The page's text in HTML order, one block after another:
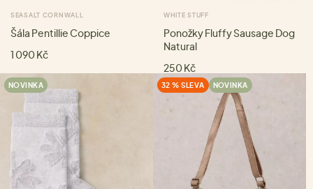
SEASALT CORNWALL
Šála Pentillie Coppice
1 090 Kč
WHITE STUFF
Ponožky Fluffy Sausage Dog
Natural
250 Kč
NOVINKA 32 % SLEVA NOVINKA